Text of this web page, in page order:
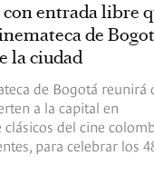
con entrada libre
de
la ciudad
de Bogotá reunirá
a la capital en
del cine
para celebrar los